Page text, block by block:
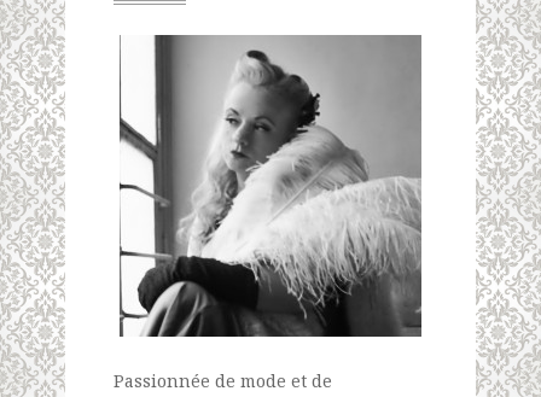
Passionnée de mode et de